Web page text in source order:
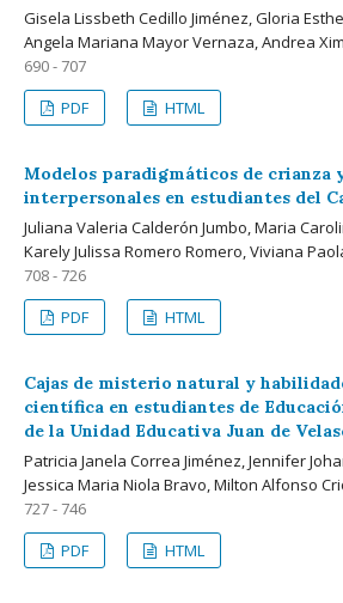
Gisela Lissbeth Cedillo Jiménez, Gloria
Angela Mariana Mayor Vernaza, Andrea
690 - 707
PDF
HTML
Modelos paradigmáticos de crianza
interpersonales en estudiantes del
Juliana Valeria Calderón Jumbo, Maria
Karely Julissa Romero Romero, Viviana
708 - 726
PDF
HTML
Cajas de misterio natural y
científica en estudiantes de
de la Unidad Educativa Juan de
Patricia Janela Correa Jiménez, Jennifer
Jessica Maria Niola Bravo, Milton Alfonso
727 - 746
PDF
HTML